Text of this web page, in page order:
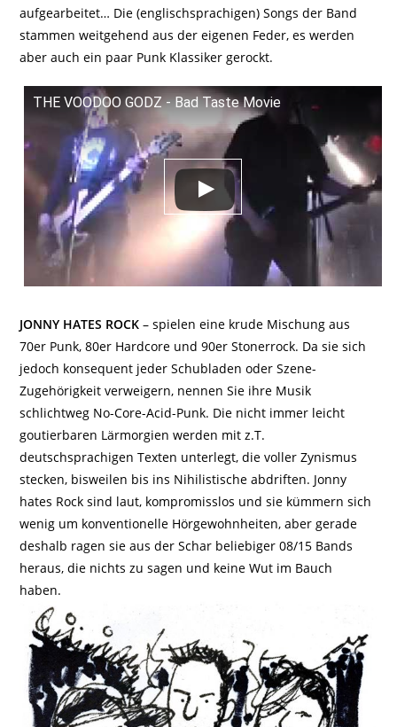
aufgearbeitet… Die (englischsprachigen) Songs der Band
stammen weitgehend aus der eigenen Feder, es werden
aber auch ein paar Punk Klassiker gerockt.
THE VOODOO GODZ - Bad Taste Movie
JONNY HATES ROCK – spielen eine krude Mischung aus
70er Punk, 80er Hardcore und 90er Stonerrock. Da sie sich
jedoch konsequent jeder Schubladen oder Szene-
Zugehörigkeit verweigern, nennen Sie ihre Musik
schlichtweg No-Core-Acid-Punk. Die nicht immer leicht
goutierbaren Lärmorgien werden mit z.T.
deutschsprachigen Texten unterlegt, die voller Zynismus
stecken, bisweilen bis ins Nihilistische abdriften. Jonny
hates Rock sind laut, kompromisslos und sie kümmern sich
wenig um konventionelle Hörgewohnheiten, aber gerade
deshalb ragen sie aus der Schar beliebiger 08/15 Bands
heraus, die nichts zu sagen und keine Wut im Bauch
haben.